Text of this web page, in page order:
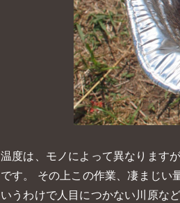
温度は、モノによって異なります
です。 その上この作業、凄まじい
いうわけで人目につかない川原な